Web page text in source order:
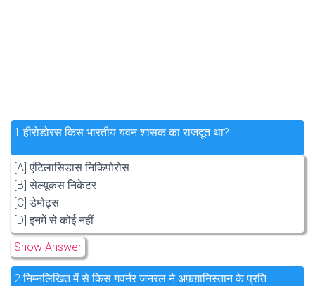
1.हीरोडोरस किस भारतीय यवन शासक का राजदूत था?
[A] एंटिलासिडास निकिपोरोस
[B] सेल्यूकस निकेटर
[C] डेमोट्र्स
[D] इनमें से कोई नहीं
Show Answer
2.निम्नलिखित में से किस गवर्नर जनरल ने अफ़ग़ानिस्तान के प्रति